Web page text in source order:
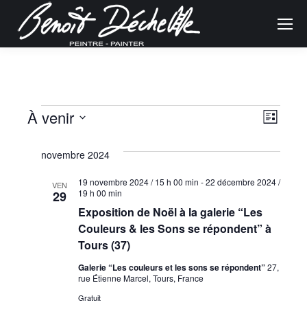
Évènements
par
Liste
À venir
unenovembre 2024
VEN
29
Exposition de Noël à la galerie “Les
Couleurs & les Sons se répondent” à
Tours (37)
19 novembre 2024 / 15 h 00 min -22 décembre 2024 /
19 h 00 min
Galerie “Les couleurs et les sons se répondent”27,
rue Étienne Marcel, Tours, France
Gratuit